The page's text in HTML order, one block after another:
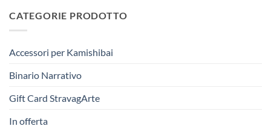
CATEGORIE PRODOTTO
Accessori per Kamishibai
Binario Narrativo
Gift Card StravagArte
In offerta